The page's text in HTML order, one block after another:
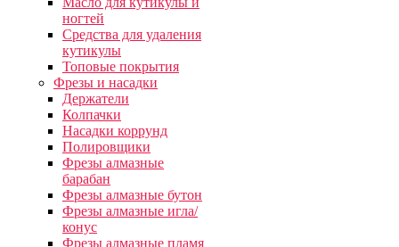
ногтей
Средства для удаления
кутикулы
Топовые покрытия
Фрезы и насадки
Держатели
Колпачки
Насадки коррунд
Полировщики
Фрезы алмазные
барабан
Фрезы алмазные бутон
Фрезы алмазные игла/
конус
Фрезы алмазные пламя